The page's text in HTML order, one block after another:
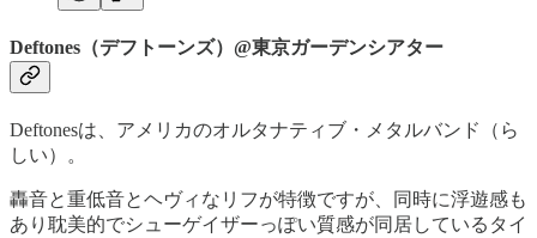
Deftones（デフトーンズ）@東京ガーデンシアター
Deftonesは、アメリカのオルタナティブ・メタルバンド（ら
しい）。
轟音と重低音とヘヴィなリフが特徴ですが、同時に浮遊感も
あり耽美的でシューゲイザーっぽい質感が同居しているタイ